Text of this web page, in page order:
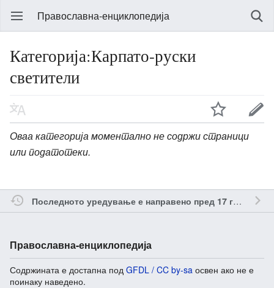
Православна-енциклопедија
Категорија:Карпато-руски
светители
Оваа категорија моментално не содржи страници
или податотеки.
Последното уредување е направено пред 17 години од
Православна-енциклопедија
Содржината е достапна под GFDL / CC by-sa освен ако не е
поинаку наведено.